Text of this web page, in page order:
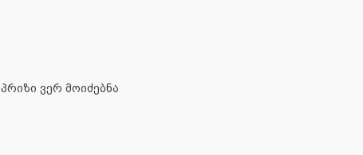
პრიზი ვერ მოიძებნა